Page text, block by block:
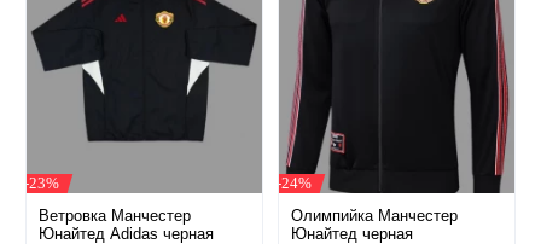
-23%
Ветровка Манчестер
Юнайтед Adidas черная
-24%
Олимпийка Манчестер
Юнайтед черная